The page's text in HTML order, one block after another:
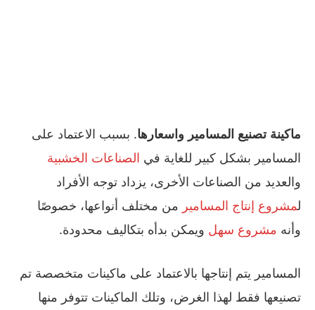
ماكينة تصنيع المسامير واسعارها. بسبب الاعتماد على
المسامير بشكل كبير للغاية في الصناعات الخشبية
والعديد من الصناعات الأخرى، يزداد توجه الأفراد
لمشروع إنتاج المسامير من مختلف أنواعها، خصوصًا
وأنه مشروع سهل ويمكن بدأه بتكاليف محدودة.
المسامير يتم إنتاجها بالاعتماد على ماكينات متخصصة تم
تصنيعها فقط لهذا الغرض، وتلك الماكينات تتوفر منها